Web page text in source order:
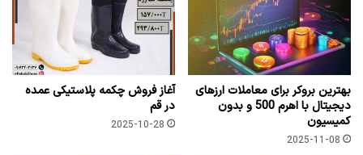
بهترین بروکر برای معاملات ارزهای
دیجیتال با اهرم 500 و بدون
کمیسیون
2025-11-08
آغاز فروش چکمه پلاستیکی عمده
در قم
2025-10-28